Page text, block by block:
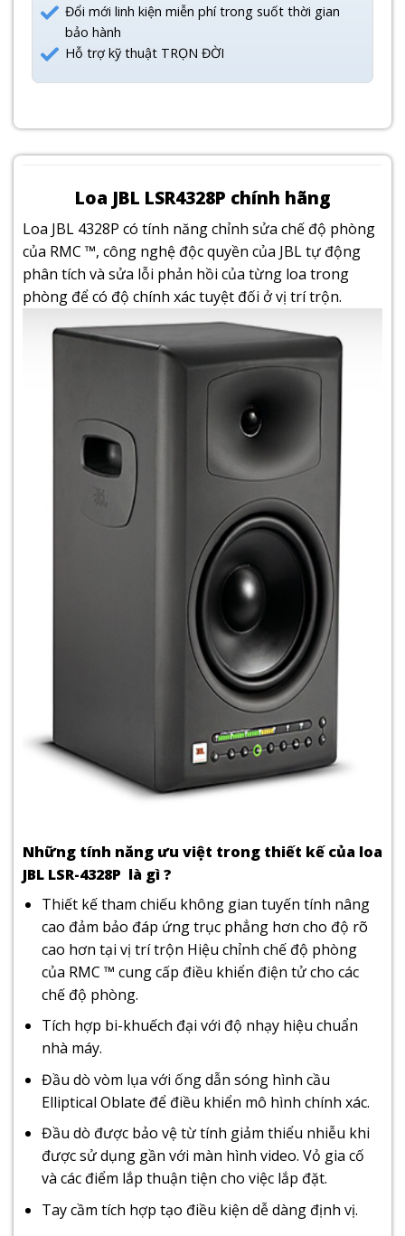
Đổi mới linh kiện miễn phí trong suốt thời gian
bảo hành
Hỗ trợ kỹ thuật TRỌN ĐỜI
Loa JBL LSR4328P chính hãng
Loa JBL 4328P có tính năng chỉnh sửa chế độ phòng
của RMC ™, công nghệ độc quyền của JBL tự động
phân tích và sửa lỗi phản hồi của từng loa trong
phòng để có độ chính xác tuyệt đối ở vị trí trộn.
Những tính năng ưu việt trong thiết kế của loa
JBL LSR-4328P là gì ?
Thiết kế tham chiếu không gian tuyến tính nâng
cao đảm bảo đáp ứng trục phẳng hơn cho độ rõ
cao hơn tại vị trí trộn Hiệu chỉnh chế độ phòng
của RMC ™ cung cấp điều khiển điện tử cho các
chế độ phòng.
Tích hợp bi-khuếch đại với độ nhạy hiệu chuẩn
nhà máy.
Đầu dò vòm lụa với ống dẫn sóng hình cầu
Elliptical Oblate để điều khiển mô hình chính xác.
Đầu dò được bảo vệ từ tính giảm thiểu nhiễu khi
được sử dụng gần với màn hình video. Vỏ gia cố
và các điểm lắp thuận tiện cho việc lắp đặt.
Tay cầm tích hợp tạo điều kiện dễ dàng định vị.